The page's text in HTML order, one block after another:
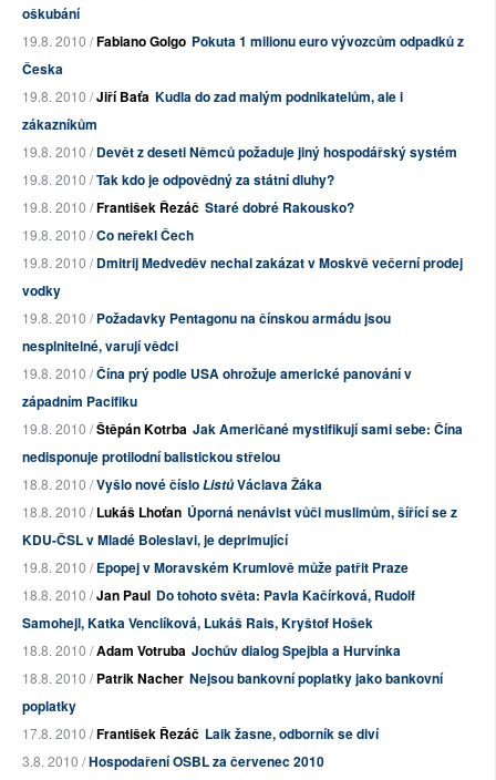
oškubání
19.8. 2010 /Fabiano Golgo Pokuta 1 milionu euro vývozcům odpadků z
Česka
19.8. 2010 /Jiří Baťa Kudla do zad malým podnikatelům, ale i
zákazníkům
19.8. 2010 /Devět z deseti Němců požaduje jiný hospodářský systém
19.8. 2010 /Tak kdo je odpovědný za státní dluhy?
19.8. 2010 /František Řezáč Staré dobré Rakousko?
19.8. 2010 /Co neřekl Čech
19.8. 2010 /Dmitrij Medveděv nechal zakázat v Moskvě večerní prodej
vodky
19.8. 2010 /Požadavky Pentagonu na čínskou armádu jsou
nesplnitelné, varují vědci
19.8. 2010 /Čína prý podle USA ohrožuje americké panování v
západním Pacifiku
19.8. 2010 /Štěpán Kotrba Jak Američané mystifikují sami sebe: Čína
nedisponuje protilodní balistickou střelou
18.8. 2010 /Vyšlo nové čísloListůVáclava Žáka
18.8. 2010 /Lukáš Lhoťan Úporná nenávist vůči muslimům, šířící se z
KDU-ČSL v Mladé Boleslavi, je deprimující
19.8. 2010 /Epopej v Moravském Krumlově může patřit Praze
18.8. 2010 /Jan Paul Do tohoto světa: Pavla Kačírková, Rudolf
Samohejl, Katka Venclíková, Lukáš Rais, Kryštof Hošek
18.8. 2010 /Adam Votruba Jochův dialog Spejbla a Hurvínka
18.8. 2010 /Patrik Nacher Nejsou bankovní poplatky jako bankovní
poplatky
17.8. 2010 /František Řezáč Laik žasne, odborník se diví
3.8. 2010 /Hospodaření OSBL za červenec 2010